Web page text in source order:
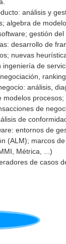
análisis y
algebra de
gestión del
desarrollo de
nuevas
ingeniería de
análisis,
modelos
de
de
entornos de
(ALM); marcos
Métrica, ...)
de casos